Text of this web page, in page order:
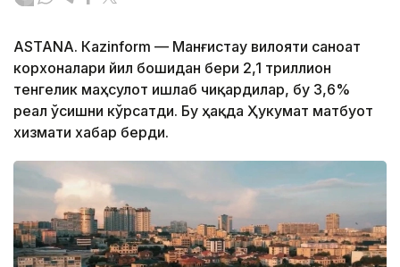
ASTANА. Кazinform — Манғистау вилояти саноат
корхоналари йил бошидан бери 2,1 триллион
тенгелик маҳсулот ишлаб чиқардилар, бу 3,6%
реал ўсишни кўрсатди. Бу ҳақда Ҳукумат матбуот
хизмати хабар берди.